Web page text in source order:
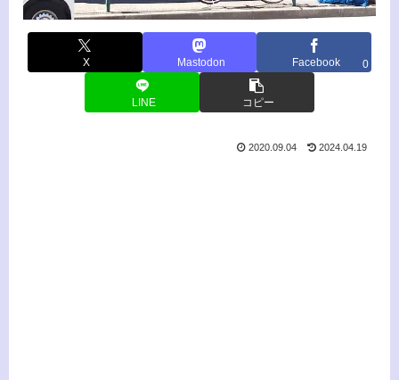
X Mastodon Facebook 0
LINE コピー
2020.09.04 2024.04.19